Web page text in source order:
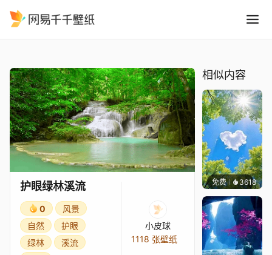
护眼绿林溪流
0
风景
自然
护眼
绿林
溪流
小皮球
1118 张壁纸
相似内容
免费 3618豆子